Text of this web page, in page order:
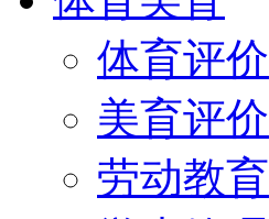
体育评价
美育评价
劳动教育